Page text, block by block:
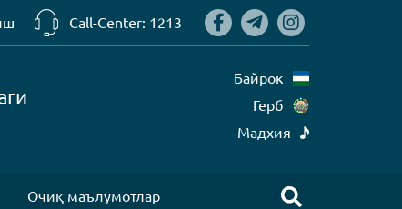
Call-Center: 1213
Байрок
Герб
Mадхия
Очиқ маълумотлар